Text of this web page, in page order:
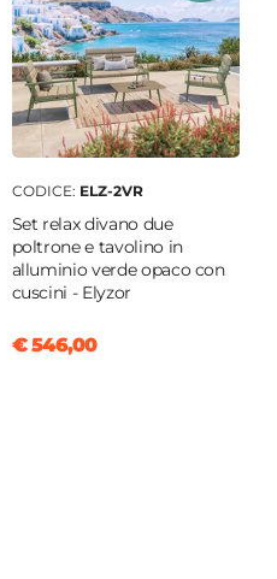
CODICE: ELZ-2VR
Set relax divano due
poltrone e tavolino in
alluminio verde opaco con
cuscini - Elyzor
€ 546,00